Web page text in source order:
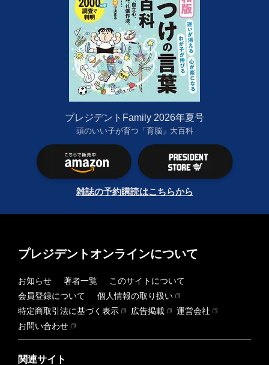
プレジデントFamily 2026年夏号
頭のいい子が育つ「育脳」大百科
雑誌の予約購読はこちらから
プレジデントオンラインについて
お知らせ 著者一覧
このサイトについて
会員登録について
個人情報の取り扱い
特定商取引法に基づく表示
広告掲載
運営会社
お問い合わせ
関連サイト